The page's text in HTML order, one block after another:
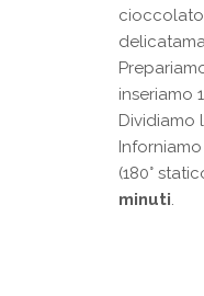
inseriamo
Dividiamo
(180°
minuti.